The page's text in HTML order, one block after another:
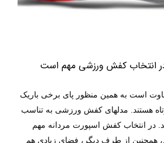
انتخاب کفش ورزشی مهم است
است به همین منظور پای برخی باریک
هستند. مدلهای کفش ورزشی به تناسب
در انتخاب کفش اسپورت مردانه مهم
همچنین از طرف دیگر، فضای زیادی هم